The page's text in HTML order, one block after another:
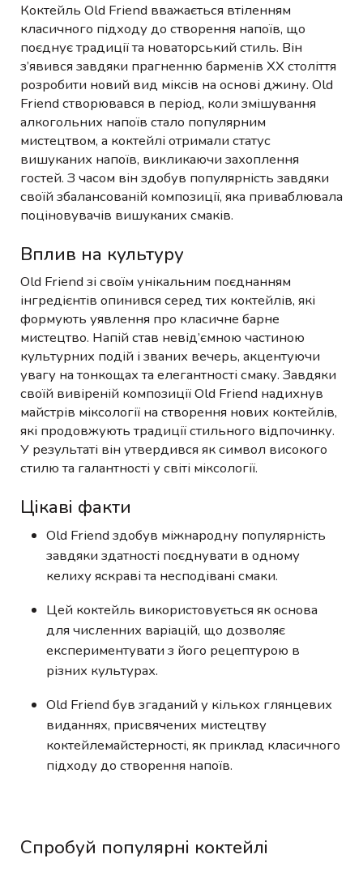
Коктейль Old Friend вважається втіленням
класичного підходу до створення напоїв, що
поєднує традиції та новаторський стиль. Він
з’явився завдяки прагненню барменів XX століття
розробити новий вид міксів на основі джину. Old
Friend створювався в період, коли змішування
алкогольних напоїв стало популярним
мистецтвом, а коктейлі отримали статус
вишуканих напоїв, викликаючи захоплення
гостей. З часом він здобув популярність завдяки
своїй збалансованій композиції, яка приваблювала
поціновувачів вишуканих смаків.
Вплив на культуру
Old Friend зі своїм унікальним поєднанням
інгредієнтів опинився серед тих коктейлів, які
формують уявлення про класичне барне
мистецтво. Напій став невід’ємною частиною
культурних подій і званих вечерь, акцентуючи
увагу на тонкощах та елегантності смаку. Завдяки
своїй вивіреній композиції Old Friend надихнув
майстрів міксології на створення нових коктейлів,
які продовжують традиції стильного відпочинку.
У результаті він утвердився як символ високого
стилю та галантності у світі міксології.
Цікаві факти
Old Friend здобув міжнародну популярність
завдяки здатності поєднувати в одному
келиху яскраві та несподівані смаки.
Цей коктейль використовується як основа
для численних варіацій, що дозволяє
експериментувати з його рецептурою в
різних культурах.
Old Friend був згаданий у кількох глянцевих
виданнях, присвячених мистецтву
коктейлемайстерності, як приклад класичного
підходу до створення напоїв.
Спробуй популярні коктейлі